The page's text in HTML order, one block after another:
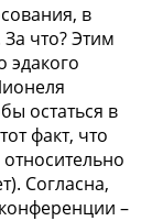
в
что? Этим
эдакого
остаться в
факт, что
Согласна,
–